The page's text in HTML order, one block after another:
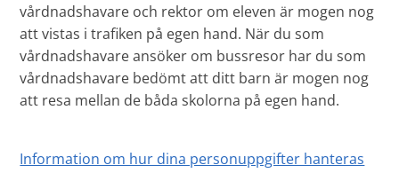
vårdnadshavare och rektor om eleven är mogen nog
att vistas i trafiken på egen hand. När du som
vårdnadshavare ansöker om bussresor har du som
vårdnadshavare bedömt att ditt barn är mogen nog
att resa mellan de båda skolorna på egen hand.
Information om hur dina personuppgifter hanteras